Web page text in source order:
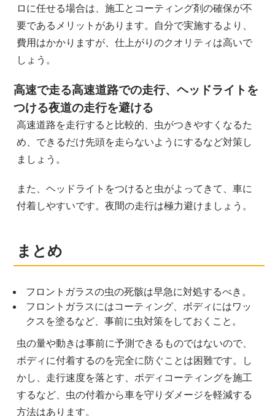
ロに任せる場合は、施工とコーティング剤の確保が不
要であるメリットがあります。自分で実施するより、
費用はかかりますが、仕上がりのクオリティは高いで
しょう。
高速で走る高速道路での走行、ヘッドライトを
つける夜道の走行を避ける
高速道路を走行すると比較的、虫がつきやすくなるた
め、できるだけ先頭を走らないようにするなど対策し
ましょう。
また、ヘッドライトをつけると虫がよってきて、車に
付着しやすいです。夜間の走行は極力避けましょう。
まとめ
フロントガラスの虫の死骸は早急に対処するべき。
フロントガラスにはコーティング、ボディにはワッ
クスを塗るなど、事前に虫対策をしておくこと。
虫の量や動きは事前に予測できるものではないので、
ボディに付着するのを完全に防ぐことは困難です。し
かし、走行速度を落とす、ボディコーティングを施工
するなど、虫の付着から車を守りダメージを軽減する
方法はあります。